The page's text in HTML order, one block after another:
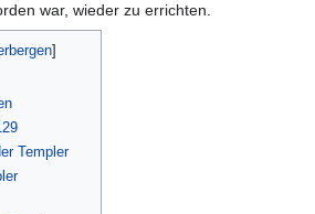
war, wieder zu errichten.
Templer